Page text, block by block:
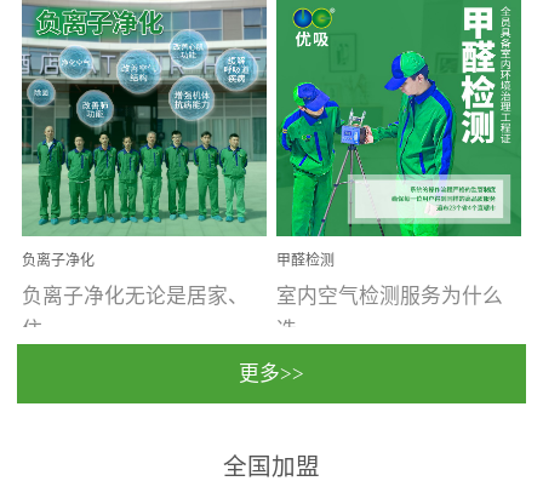
受温度、湿度、基质养
分、通风四个条件影响，
温暖潮湿、营养物质多、
通风缓慢的空间最易滋生
大量霉菌的...
装修完会有甲醛，其实汽
车的甲醛超标问题更为严
重。汽车的空间范围小，
配件、皮具、装饰多，这
些都是汽...
负离子净化
负离子净化无论是居家、
住...
动，人类长时间停留的室
甲醛检测
室内空气检测服务为什么
选...
行国家规定的标准检测方
更多>>
全国加盟